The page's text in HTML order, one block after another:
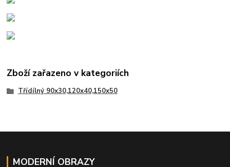
Zboží zařazeno v kategoriích
Třídílný 90x30,120x40,150x50
MODERNÍ OBRAZY